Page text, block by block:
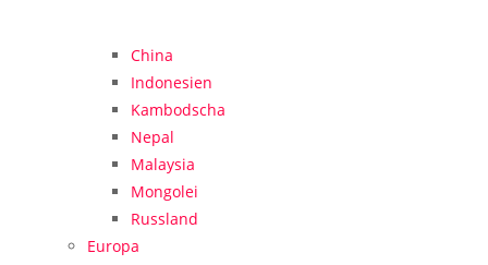
China
Indonesien
Kambodscha
Nepal
Malaysia
Mongolei
Russland
Europa